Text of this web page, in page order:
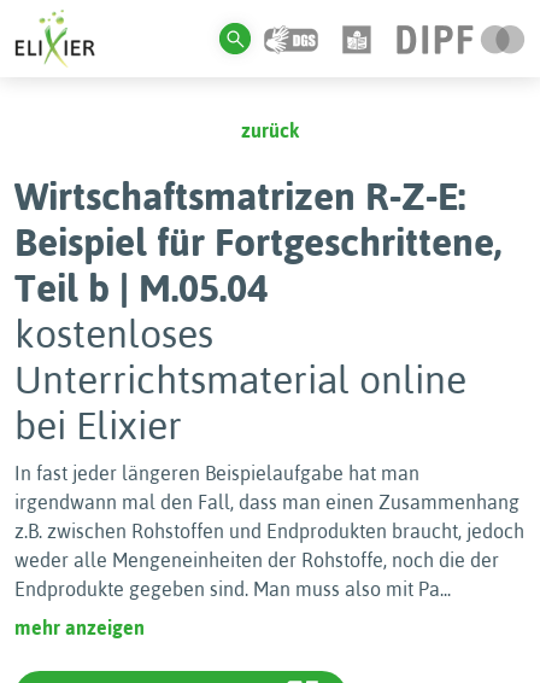
zurück
Wirtschaftsmatrizen R-Z-E:
Beispiel für Fortgeschrittene,
Teil b | M.05.04
kostenloses
Unterrichtsmaterial online
bei Elixier
In fast jeder längeren Beispielaufgabe hat man
irgendwann mal den Fall, dass man einen Zusammenhang
z.B. zwischen Rohstoffen und Endprodukten braucht, jedoch
weder alle Mengeneinheiten der Rohstoffe, noch die der
Endprodukte gegeben sind. Man muss also mit Pa...
mehr anzeigen